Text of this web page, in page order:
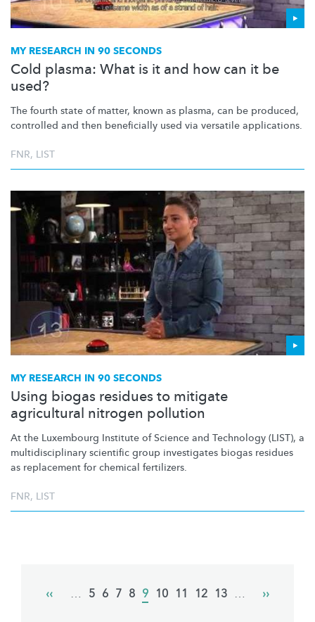
MY RESEARCH IN 90 SECONDS
Cold plasma: What is it and how can it be
used?
The fourth state of matter, known as plasma, can be produced,
controlled and then beneficially used via versatile applications.
FNR, LIST
MY RESEARCH IN 90 SECONDS
Using biogas residues to mitigate
agricultural nitrogen pollution
At the Luxembourg Institute of Science and Technology (LIST), a
multidisciplinary scientific group investigates biogas residues
as replacement for chemical fertilizers.
FNR, LIST
Previous
‹‹ … Page
5 Page
6 Page
7 Page
8 Current
9 Page
10 Page
11 Page
12 Page
13 …
Next
››